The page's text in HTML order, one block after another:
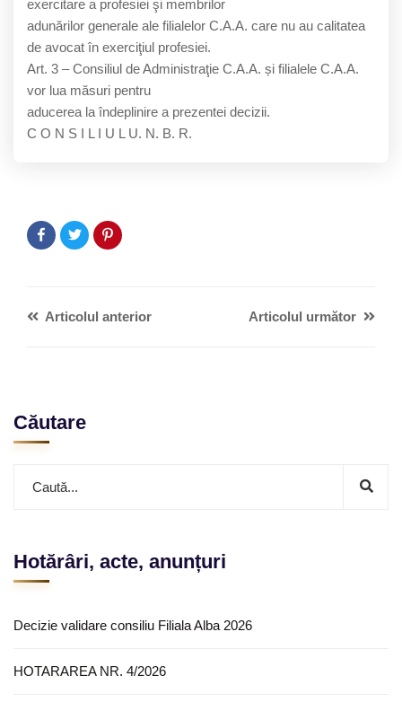
exercitare a profesiei şi membrilor
adunărilor generale ale filialelor C.A.A. care nu au calitatea
de avocat în exerciţiul profesiei.
Art. 3 – Consiliul de Administraţie C.A.A. și filialele C.A.A.
vor lua măsuri pentru
aducerea la îndeplinire a prezentei decizii.
C O N S I L I U L U. N. B. R.
Articolul anterior Articolul următor
Căutare
Hotărâri, acte, anunțuri
Decizie validare consiliu Filiala Alba 2026
HOTARAREA NR. 4/2026